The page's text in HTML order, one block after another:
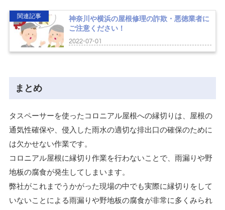
関連記事
神奈川や横浜の屋根修理の詐欺・悪徳業者に
ご注意ください！
2022-07-01
まとめ
タスペーサーを使ったコロニアル屋根への縁切りは、屋根の
通気性確保や、侵入した雨水の適切な排出口の確保のために
は欠かせない作業です。
コロニアル屋根に縁切り作業を行わないことで、雨漏りや野
地板の腐食が発生してしまいます。
弊社がこれまでうかがった現場の中でも実際に縁切りをして
いないことによる雨漏りや野地板の腐食が非常に多くみられ